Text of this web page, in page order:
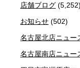
店舗ブログ (5,252)
お知らせ (502)
名古屋北店ニュー
名古屋南店ニュー